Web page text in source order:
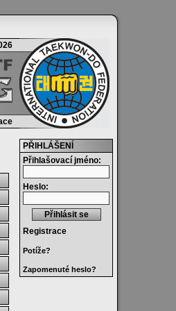
PŘIHLÁŠENÍ
Přihlašovací jméno:
Heslo:
Registrace
Potíže?
Zapomenuté heslo?